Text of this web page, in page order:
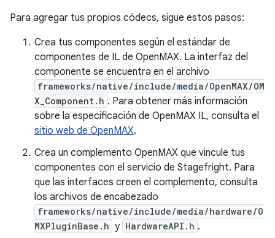
Para agregar tus propios códecs, sigue estos pasos:
Crea tus componentes según el estándar de
componentes de IL de OpenMAX. La interfaz del
componente se encuentra en el archivo
frameworks/native/include/media/OpenMAX/OM
X_Component.h . Para obtener más información
sobre la especificación de OpenMAX IL, consulta el
sitio web de OpenMAX.
Crea un complemento OpenMAX que vincule tus
componentes con el servicio de Stagefright. Para
que las interfaces creen el complemento, consulta
los archivos de encabezado
frameworks/native/include/media/hardware/O
MXPluginBase.h y HardwareAPI.h .